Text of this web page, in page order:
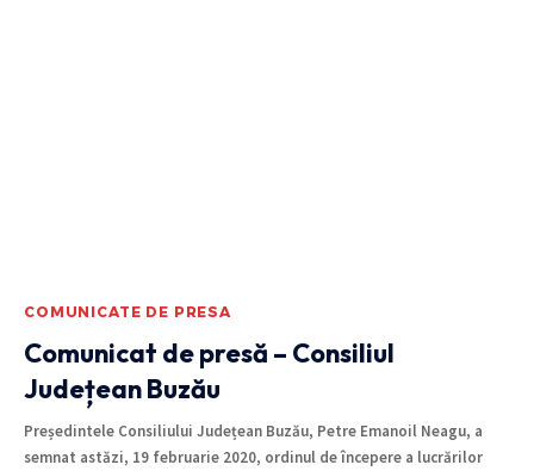
COMUNICATE DE PRESA
Comunicat de presă – Consiliul
Județean Buzău
Președintele Consiliului Județean Buzău, Petre Emanoil Neagu, a
semnat astăzi, 19 februarie 2020, ordinul de începere a lucrărilor